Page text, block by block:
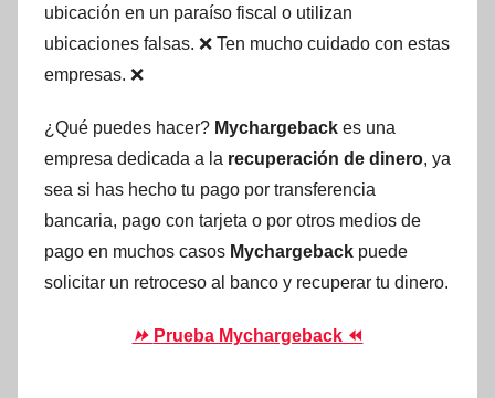
ubicación en un paraíso fiscal o utilizan
ubicaciones falsas. ❌ Ten mucho cuidado con estas
empresas. ❌
¿Qué puedes hacer? Mychargeback es una
empresa dedicada a la recuperación de dinero, ya
sea si has hecho tu pago por transferencia
bancaria, pago con tarjeta o por otros medios de
pago en muchos casos Mychargeback puede
solicitar un retroceso al banco y recuperar tu dinero.
⏩ Prueba Mychargeback ⏪